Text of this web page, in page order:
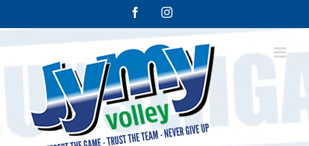
FacebookInstagram